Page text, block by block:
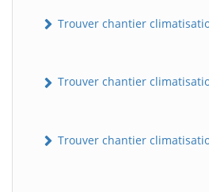
Trouver chantier
Trouver chantier
Trouver chantier